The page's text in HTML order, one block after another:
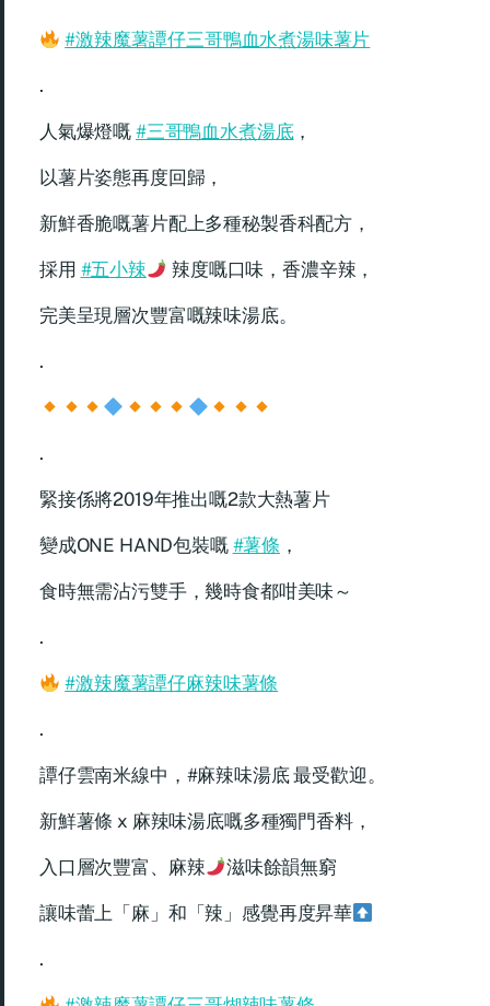
#激辣魔薯譚仔三哥鴨血水煮湯味薯片
.
人氣爆燈嘅 #三哥鴨血水煮湯底，
以薯片姿態再度回歸，
新鮮香脆嘅薯片配上多種秘製香科配方，
採用 #五小辣 辣度嘅口味，香濃辛辣，
完美呈現層次豐富嘅辣味湯底。
.
.
緊接係將2019年推出嘅2款大熱薯片
變成ONE HAND包裝嘅 #薯條 ，
食時無需沾污雙手，幾時食都咁美味～
.
#激辣魔薯譚仔麻辣味薯條
.
譚仔雲南米線中，#麻辣味湯底 最受歡迎。
新鮮薯條 x 麻辣味湯底嘅多種獨門香料，
入口層次豐富、麻辣 滋味餘韻無窮
讓味蕾上「麻」和「辣」感覺再度昇華
.